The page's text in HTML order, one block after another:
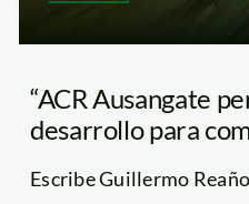
“ACR Ausangate
desarrollo para
Escribe Guillermo